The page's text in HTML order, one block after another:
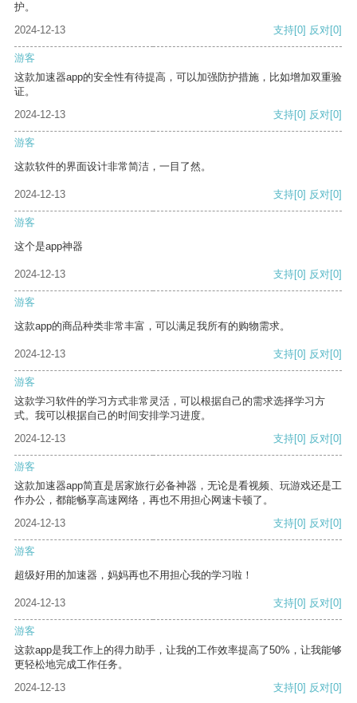
护。
2024-12-13
支持[0] 反对[0]
游客
这款加速器app的安全性有待提高，可以加强防护措施，比如增加双重验
证。
2024-12-13
支持[0] 反对[0]
游客
这款软件的界面设计非常简洁，一目了然。
2024-12-13 支持[0] 反对[0]
游客
这个是app神器
2024-12-13 支持[0] 反对[0]
游客
这款app的商品种类非常丰富，可以满足我所有的购物需求。
2024-12-13 支持[0] 反对[0]
游客
这款学习软件的学习方式非常灵活，可以根据自己的需求选择学习方
式。我可以根据自己的时间安排学习进度。
2024-12-13
支持[0] 反对[0]
游客
这款加速器app简直是居家旅行必备神器，无论是看视频、玩游戏还是工
作办公，都能畅享高速网络，再也不用担心网速卡顿了。
2024-12-13
支持[0] 反对[0]
游客
超级好用的加速器，妈妈再也不用担心我的学习啦！
2024-12-13 支持[0] 反对[0]
游客
这款app是我工作上的得力助手，让我的工作效率提高了50%，让我能够
更轻松地完成工作任务。
2024-12-13
支持[0] 反对[0]